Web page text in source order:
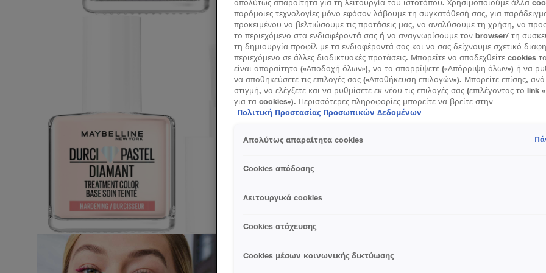
PINK
ΔΟΚΙΜΑΣΕ
ΣΧΕΤΙΚΆ
Ανακάλυψε το
Color της
θεραπεία που
ΟΔΗΓΙΕΣ
απολύτως απαραίτητα για τη λειτουργία του ιστοτόπου. Χρησιμοποιούμε άλλα
παρόμοιες τεχνολογίες μόνο εφόσον λάβουμε τη συγκατάθεσή σας, για
προκειμένου να βελτιώσουμε τις προτάσεις μας, να αναλύσουμε τη χρήση, να
το περιεχόμενο στα ενδιαφέροντά σας ή να αναγνωρίσουμε τον browser/ τη
τη δημιουργία προφίλ με τα ενδιαφέροντά σας και να σας δείχνουμε σχετικό
περιεχόμενο σε άλλες διαδικτυακές προτάσεις. Μπορείτε να αποδεχθείτε cookies
είναι απαραίτητα («Αποδοχή όλων»), να τα απορρίψετε («Απόρριψη όλων») ή να
να αποθηκεύσετε τις επιλογές σας («Αποθήκευση επιλογών»). Μπορείτε επίσης,
στιγμή, να ελέγξετε και να ρυθμίσετε εκ νέου τις επιλογές σας (επιλέγοντας το link
για τα cookies»). Περισσότερες πληροφορίες μπορείτε να βρείτε στην
Πολιτική Προστασίας Προσωπικών Δεδομένων
Απολύτως απαραίτητα cookies
Cookies απόδοσης
Λειτουργικά cookies
Cookies στόχευσης
Cookies μέσων κοινωνικής δικτύωσης